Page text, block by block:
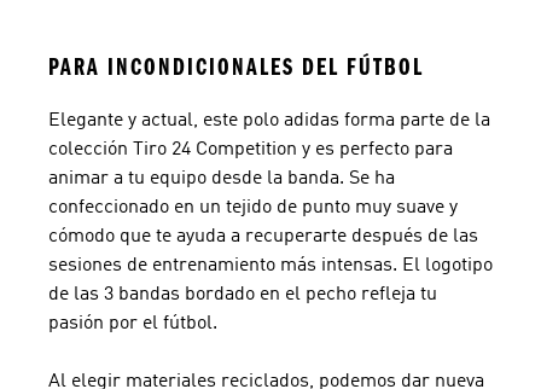
PARA INCONDICIONALES DEL FÚTBOL
Elegante y actual, este polo adidas forma parte de la
colección Tiro 24 Competition y es perfecto para
animar a tu equipo desde la banda. Se ha
confeccionado en un tejido de punto muy suave y
cómodo que te ayuda a recuperarte después de las
sesiones de entrenamiento más intensas. El logotipo
de las 3 bandas bordado en el pecho refleja tu
pasión por el fútbol.
Al elegir materiales reciclados, podemos dar nueva